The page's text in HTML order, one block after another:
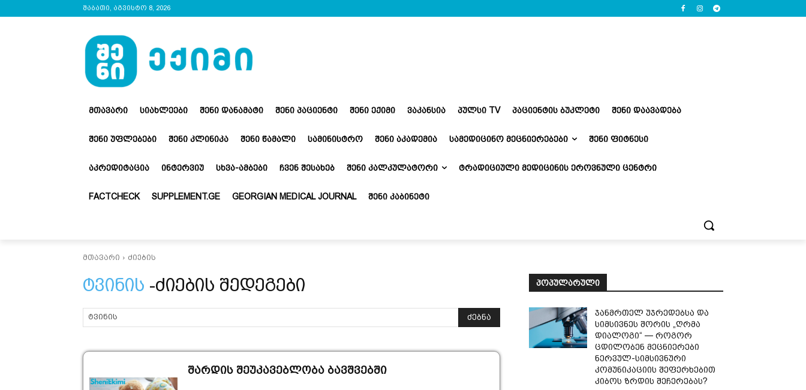
შაბათი, აგვისტო 8, 2026
ᲛᲗᲐᲕᲐᲠᲘ ᲡᲘᲐᲮᲚᲔᲔᲑᲘ ᲨᲔᲜᲘ ᲓᲐᲜᲐᲛᲐᲢᲘ ᲨᲔᲜᲘ ᲞᲐᲪᲘᲔᲜᲢᲘ ᲨᲔᲜᲘ ᲔᲥᲘᲛᲘ ᲕᲐᲙᲐᲜᲡᲘᲐ ᲞᲣᲚᲡᲘ TV ᲞᲐᲪᲘᲔᲜᲢᲘᲡ ᲑᲣᲙᲚᲔᲢᲘ ᲨᲔᲜᲘ ᲓᲐᲐᲕᲐᲓᲔᲑᲐ
ᲨᲔᲜᲘ ᲣᲤᲚᲔᲑᲔᲑᲘ ᲨᲔᲜᲘ ᲙᲚᲘᲜᲘᲙᲐ ᲨᲔᲜᲘ ᲬᲐᲛᲐᲚᲘ ᲡᲐᲛᲘᲜᲘᲡᲢᲠᲝ ᲨᲔᲜᲘ ᲐᲙᲐᲓᲔᲛᲘᲐ ᲡᲐᲛᲔᲓᲘᲪᲘᲜᲝ ᲛᲔᲪᲜᲘᲔᲠᲔᲑᲔᲑᲘ ᲨᲔᲜᲘ ᲤᲘᲢᲜᲔᲡᲘ
ᲐᲙᲠᲔᲓᲘᲢᲐᲪᲘᲐ ᲘᲜᲢᲔᲠᲕᲘᲣ ᲡᲮᲕᲐ-ᲐᲛᲑᲔᲑᲘ ᲩᲕᲔᲜ ᲨᲔᲡᲐᲮᲔᲑ ᲨᲔᲜᲘ ᲙᲐᲚᲙᲣᲚᲐᲢᲝᲠᲘ ᲢᲠᲐᲓᲘᲪᲘᲣᲚᲘ ᲛᲔᲓᲘᲪᲘᲜᲘᲡ ᲔᲠᲝᲕᲜᲣᲚᲘ ᲪᲔᲜᲢᲠᲘ
FACTCHECK SUPPLEMENT.GE GEORGIAN MEDICAL JOURNAL ᲨᲔᲜᲘ ᲙᲐᲑᲘᲜᲔᲢᲘ
მთავარი ძიების
ტვინის -ძიების შედეგები
ძებნა
შარდის შეუკავებლობა ბავშვებში
ᲞᲝᲞᲣᲚᲐᲠᲣᲚᲘ
ჯანმრთელ უჯრედებსა და
სიმსივნეს შორის „ღრმა
დიალოგი“ — როგორ
ცდილობენ მეცნიერები
ნერვულ-სიმსივნური
კომუნიკაციის შეფერხებით
კიბოს ზრდის შეჩერებას?